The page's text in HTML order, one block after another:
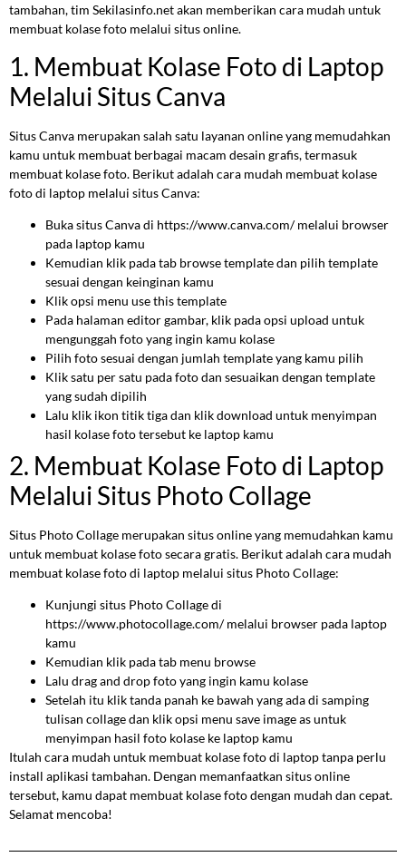
tambahan, tim Sekilasinfo.net akan memberikan cara mudah untuk
membuat kolase foto melalui situs online.
1. Membuat Kolase Foto di Laptop
Melalui Situs Canva
Situs Canva merupakan salah satu layanan online yang memudahkan
kamu untuk membuat berbagai macam desain grafis, termasuk
membuat kolase foto. Berikut adalah cara mudah membuat kolase
foto di laptop melalui situs Canva:
Buka situs Canva di https://www.canva.com/ melalui browser
pada laptop kamu
Kemudian klik pada tab browse template dan pilih template
sesuai dengan keinginan kamu
Klik opsi menu use this template
Pada halaman editor gambar, klik pada opsi upload untuk
mengunggah foto yang ingin kamu kolase
Pilih foto sesuai dengan jumlah template yang kamu pilih
Klik satu per satu pada foto dan sesuaikan dengan template
yang sudah dipilih
Lalu klik ikon titik tiga dan klik download untuk menyimpan
hasil kolase foto tersebut ke laptop kamu
2. Membuat Kolase Foto di Laptop
Melalui Situs Photo Collage
Situs Photo Collage merupakan situs online yang memudahkan kamu
untuk membuat kolase foto secara gratis. Berikut adalah cara mudah
membuat kolase foto di laptop melalui situs Photo Collage:
Kunjungi situs Photo Collage di
https://www.photocollage.com/ melalui browser pada laptop
kamu
Kemudian klik pada tab menu browse
Lalu drag and drop foto yang ingin kamu kolase
Setelah itu klik tanda panah ke bawah yang ada di samping
tulisan collage dan klik opsi menu save image as untuk
menyimpan hasil foto kolase ke laptop kamu
Itulah cara mudah untuk membuat kolase foto di laptop tanpa perlu
install aplikasi tambahan. Dengan memanfaatkan situs online
tersebut, kamu dapat membuat kolase foto dengan mudah dan cepat.
Selamat mencoba!